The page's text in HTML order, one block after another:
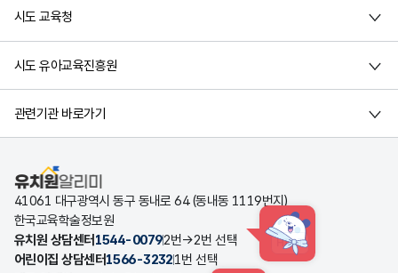
시도 교육청
시도 유아교육진흥원
관련기관 바로가기
유치원알리미
41061 대구광역시 동구 동내로 64 (동내동 1119번지)
한국교육학술정보원
유치원 상담센터 1544-00792번→2번 선택 HINT
어린이집 상담센터1566-32321번 선택